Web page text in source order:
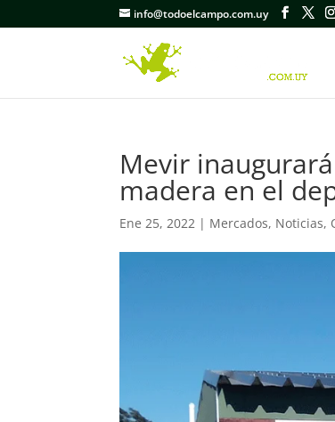
info@todoelcampo.com.uy
Mevir
madera en el
Ene 25, 2022 | Mercados, Noticias,